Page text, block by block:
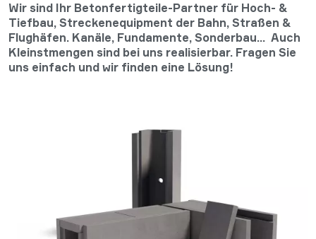
Wir sind Ihr Betonfertigteile-Partner für Hoch- &
Tiefbau, Streckenequipment der Bahn, Straßen &
Flughäfen. Kanäle, Fundamente, Sonderbau... Auch
Kleinstmengen sind bei uns realisierbar. Fragen Sie
uns einfach und wir finden eine Lösung!